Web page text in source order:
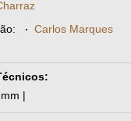
· Carlos Marques
|